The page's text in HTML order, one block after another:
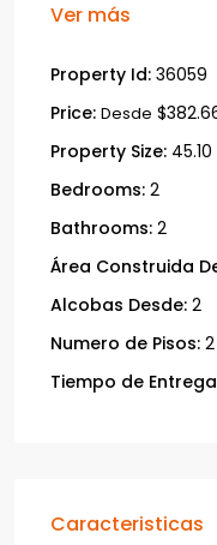
Ver más
Property Id: 36059
Price: Desde
Property Size:
Bedrooms: 2
Bathrooms: 2
Área Construida
Alcobas Desde: 2
Numero de Pisos: 2
Tiempo de
Caracteristicas